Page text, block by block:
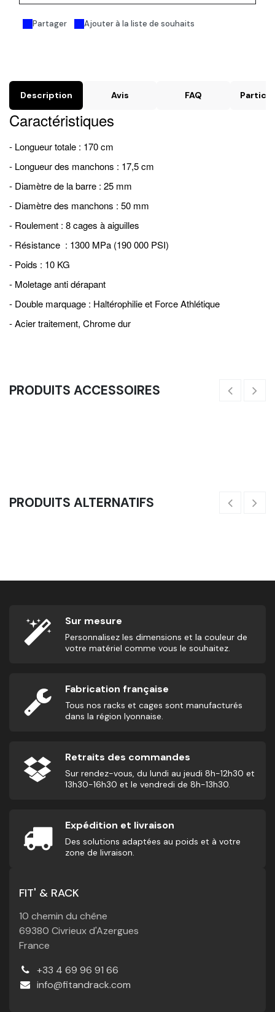
Partager Ajouter à la liste de souhaits
Description Avis FAQ
Caractéristiques
- Longueur totale : 170 cm
- Longueur des manchons : 17,5 cm
- Diamètre de la barre : 25 mm
- Diamètre des manchons : 50 mm
- Roulement : 8 cages à aiguilles
- Résistance : 1300 MPa (190 000 PSI)
- Poids : 10 KG
- Moletage anti dérapant
- Double marquage : Haltérophilie et Force Athlétique
- Acier traitement, Chrome dur
PRODUITS ACCESSOIRES
PRODUITS ALTERNATIFS
Sur mesure
Personnalisez les dimensions et la couleur de
votre matériel comme vous le souhaitez.
Fabrication française
Tous nos racks et cages sont manufacturés
dans la région lyonnaise.
Retraits des commandes
Sur rendez-vous, du lundi au jeudi 8h-12h30 et
13h30-16h30 et le vendredi de 8h-13h30.
Expédition et livraison
Des solutions adaptées au poids et à votre
zone de livraison.
FIT' & RACK
10 chemin du chêne
69380 Civrieux d'Azergues
France
+33 4 69 96 91 66
info@fitandrack.com